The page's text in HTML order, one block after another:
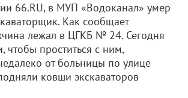
66.RU, в МУП «Водоканал» умер
Как сообщает
лежал в ЦГКБ № 24. Сегодня
чтобы проститься с ним,
от больницы по улице
ковши экскаваторов